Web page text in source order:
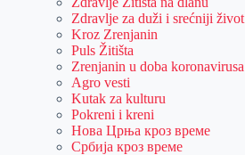
Zdravlje za duži i srećniji život
Kroz Zrenjanin
Puls Žitišta
Zrenjanin u doba koronavirusa
Agro vesti
Kutak za kulturu
Pokreni i kreni
Нова Црња кроз време
Србија кроз време